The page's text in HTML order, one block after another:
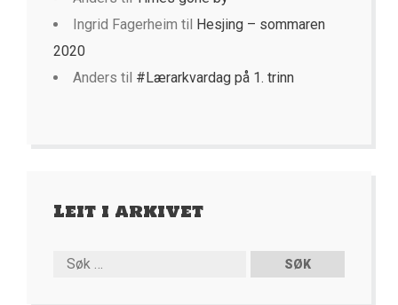
Ingrid Fagerheim til Hesjing – sommaren
2020
Anders til #Lærarkvardag på 1. trinn
Leit i arkivet